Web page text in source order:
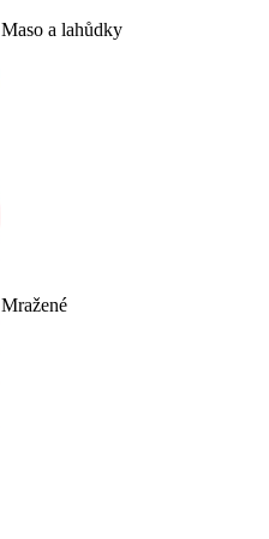
Maso a lahůdky
Mražené